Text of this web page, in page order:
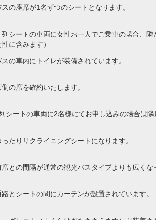
スの座席が1名ずつのシートとなります。
列シートの車両に女性お一人でご乗車の場合、
性に含みます）
スの車内にトイレが装備されています。
側の席を確約いたします。
シートの車両に2名様にてお申し込みの場合は隣
ったりリクライニングシートになります。
席との間隔が通常の観光バスタイプよりも広くな
路とシートの間にカーテンが設置されています。